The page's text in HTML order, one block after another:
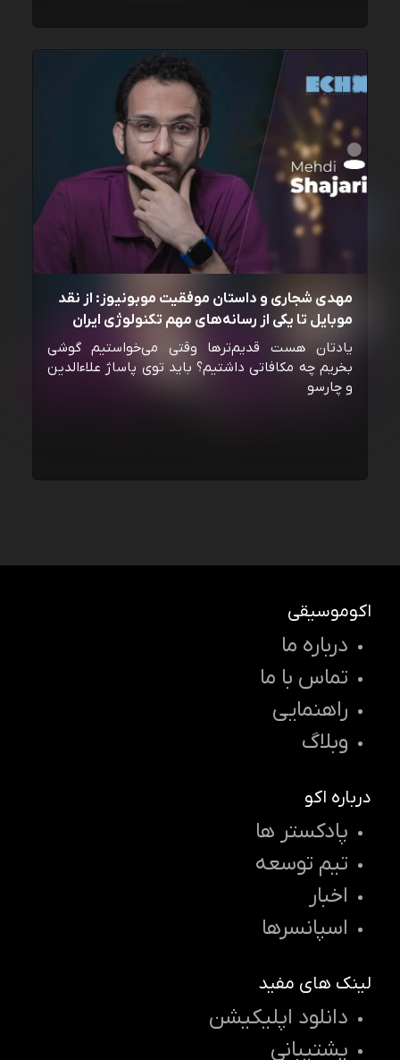
مهدی شجاری و داستان موفقیت موبونیوز: از نقد
موبایل تا یکی از رسانه‌‌های مهم تکنولوژی ایران
یادتان هست قدیم‌ترها وقتی می‌خواستیم گوشی
بخریم چه مکافاتی داشتیم؟ باید توی پاساژ علاءالدین
و چارسو
اکوموسیقی
درباره ما
تماس با ما
راهنمایی
وبلاگ
درباره اکو
پادکستر ها
تیم توسعه
اخبار
اسپانسرها
لینک های مفید
دانلود اپلیکیشن
پشتیبانی